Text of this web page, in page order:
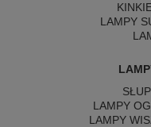
LAMPY
LAMPY
LAMPY